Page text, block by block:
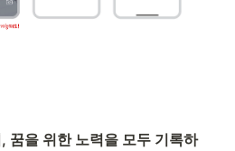
꿈을 위한 노력을 모두 기록하